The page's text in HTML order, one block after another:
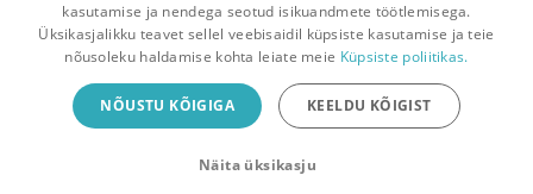
Pealehele Ostukorv Sõnumid Teated Konto
Raamatuvahetuse mobiiliäpp
Vaheta raamatuid veelgi mugavamalt!
kasutamise ja nendega seotud isikuandmete töötlemisega.
Üksikasjalikku teavet sellel veebisaidil küpsiste kasutamise ja teie
nõusoleku haldamise kohta leiate meie Küpsiste poliitikas.
NÕUSTU KÕIGIGA KEELDU KÕIGIST
Näita üksikasju